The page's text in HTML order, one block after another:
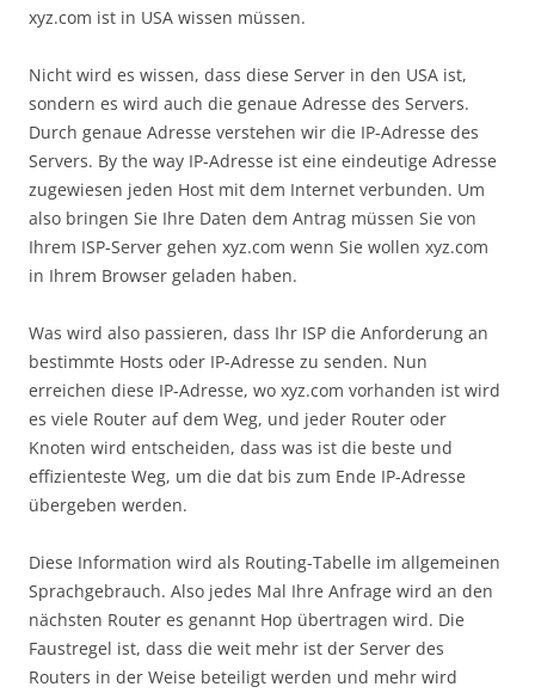
xyz.com ist in USA wissen müssen.
Nicht wird es wissen, dass diese Server in den USA ist,
sondern es wird auch die genaue Adresse des Servers.
Durch genaue Adresse verstehen wir die IP-Adresse des
Servers. By the way IP-Adresse ist eine eindeutige Adresse
zugewiesen jeden Host mit dem Internet verbunden. Um
also bringen Sie Ihre Daten dem Antrag müssen Sie von
Ihrem ISP-Server gehen xyz.com wenn Sie wollen xyz.com
in Ihrem Browser geladen haben.
Was wird also passieren, dass Ihr ISP die Anforderung an
bestimmte Hosts oder IP-Adresse zu senden. Nun
erreichen diese IP-Adresse, wo xyz.com vorhanden ist wird
es viele Router auf dem Weg, und jeder Router oder
Knoten wird entscheiden, dass was ist die beste und
effizienteste Weg, um die dat bis zum Ende IP-Adresse
übergeben werden.
Diese Information wird als Routing-Tabelle im allgemeinen
Sprachgebrauch. Also jedes Mal Ihre Anfrage wird an den
nächsten Router es genannt Hop übertragen wird. Die
Faustregel ist, dass die weit mehr ist der Server des
Routers in der Weise beteiligt werden und mehr wird